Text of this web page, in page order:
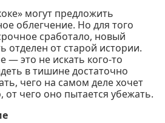
могут предложить
облегчение. Но для того
сработало, новый
отделен от старой истории.
— это не искать кого-то
в тишине достаточно
чего на самом деле хочет
от чего оно пытается убежать.